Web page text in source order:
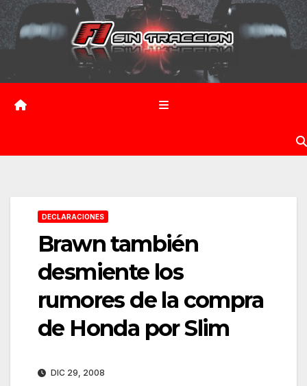
Saltar
contenido
DECLARACIONES
Brawn también
desmiente los
rumores de la compra
de Honda por Slim
DIC 29, 2008